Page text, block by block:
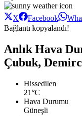
X Facebook
Bağlantı kopyalandı!
Anlık Hava
Çubuk,
Hissedilen
21°C
Hava Durumu
Güneşli